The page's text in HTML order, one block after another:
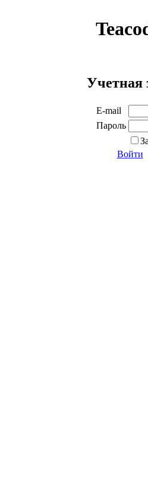
Учетная
E-mail
Пароль
Войти